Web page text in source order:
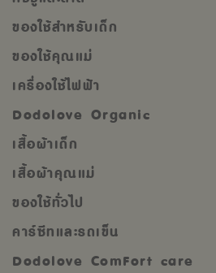
ของใช้สำหรับเด็ก
ของใช้คุณแม่
เครื่องใช้ไฟฟ้า
Dodolove Organic
เสื้อผ้าเด็ก
เสื้อผ้าคุณแม่
ของใช้ทั่วไป
คาร์ซีทและรถเข็น
Dodolove ComFort care